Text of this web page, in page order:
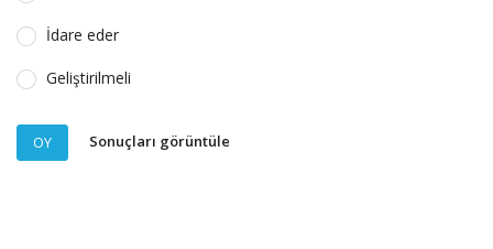
İdare eder
Geliştirilmeli
OY Sonuçları görüntüle